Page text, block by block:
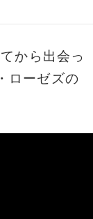
から出会っ
ローゼズの